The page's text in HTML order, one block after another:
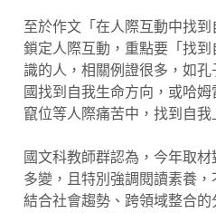
至於作文「在人際互動中找
鎖定人際互動，重點要「找
識的人，相關例證很多，如孔
國找到自我生命方向，或哈
竄位等人際痛苦中，找到自我
國文科教師群認為，今年取
多變，且特別強調閱讀素養
結合社會趨勢、跨領域整合